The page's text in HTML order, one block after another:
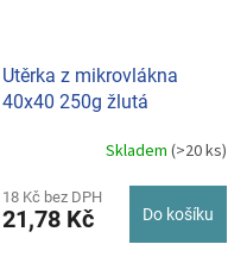
Utěrka z mikrovlákna
40x40 250g žlutá
Skladem(>20 ks)
18 Kč bez DPH
21,78 Kč Do košíku